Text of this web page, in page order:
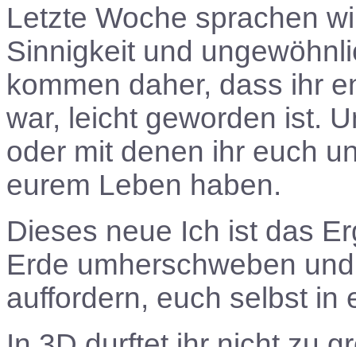
Letzte Woche sprachen
Sinnigkeit und
kommen daher, dass ihr
war, leicht geworden ist.
oder mit denen ihr euch
eurem Leben haben.
Dieses neue Ich ist das
Erde umherschweben
auffordern, euch selbst in